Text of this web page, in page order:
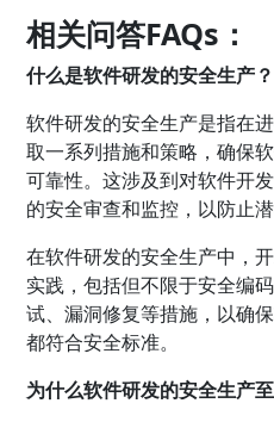
相关问答FAQs：
什么是软件研发的安全生产？
软件研发的安全生产是指在
取一系列措施和策略，确保
可靠性。这涉及到对软件开
的安全审查和监控，以防止
在软件研发的安全生产中，
实践，包括但不限于安全编
试、漏洞修复等措施，以确
都符合安全标准。
为什么软件研发的安全生产